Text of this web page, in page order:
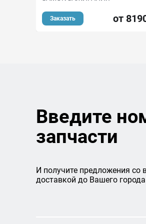
Заказать от
Введите
запчасти
И получите предложения со
доставкой до Вашего города